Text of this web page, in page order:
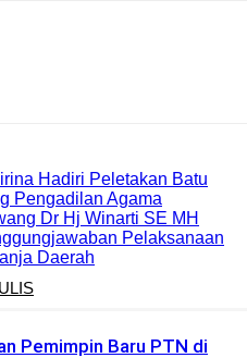
Hadiri Peletakan Batu
Pengadilan Agama
Dr Hj Winarti SE MH
Pelaksanaan
Daerah
Pemimpin Baru PTN di